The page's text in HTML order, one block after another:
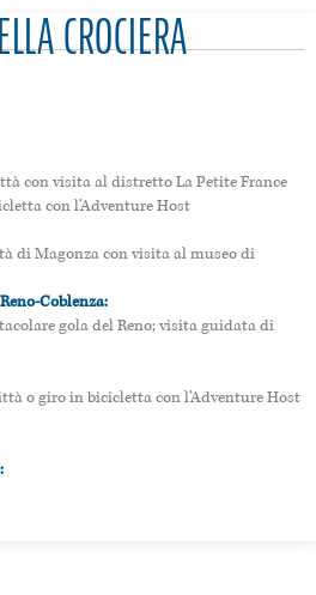
CROCIERA
con visita al distretto La Petite France
con l’Adventure Host
di Magonza con visita al museo di
Coblenza:
gola del Reno; visita guidata di
o giro in bicicletta con l’Adventure Host